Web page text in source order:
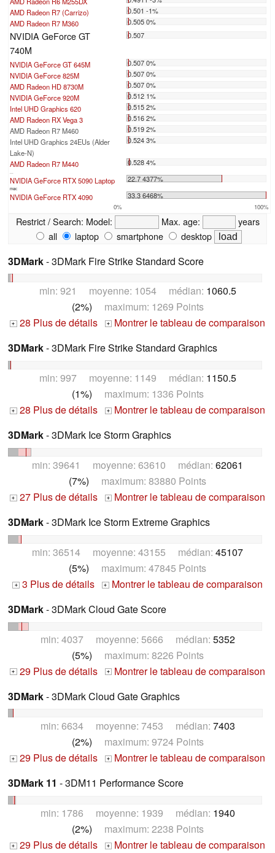
AMD Radeon R7 (Carrizo)
0.501 -1%
AMD Radeon R7 M360
0.505 0%
NVIDIA GeForce GT
740M
0.507
NVIDIA GeForce GT 645M
0.507 0%
NVIDIA GeForce 825M
0.507 0%
AMD Radeon HD 8730M
0.507 0%
NVIDIA GeForce 920M
0.512 1%
Intel UHD Graphics 620
0.515 2%
AMD Radeon RX Vega 3
0.516 2%
AMD Radeon R7 M460
0.519 2%
Intel UHD Graphics 24EUs (Alder
Lake-N)
0.524 3%
AMD Radeon R7 M440 0.528 4%
NVIDIA GeForce RTX 5090 Laptop 22.7 4377%
max:
NVIDIA GeForce RTX 4090 33.3 6468%
0% 100%
Restrict / Search: Model: Max. age:
years
all
laptop smartphone desktop
3DMark- 3DMark Fire Strike Standard Score
min: 921 moyenne: 1054 médian: 1060.5
(2%) maximum: 1269 Points
+ 28 Plus de détails +
Montrer le tableau de comparaison
3DMark- 3DMark Fire Strike Standard Graphics
min: 997 moyenne: 1149 médian: 1150.5
(1%) maximum: 1336 Points
+ 28 Plus de détails +
Montrer le tableau de comparaison
3DMark- 3DMark Ice Storm Graphics
min: 39641 moyenne: 63610 médian: 62061
(7%) maximum: 83880 Points
+ 27 Plus de détails +
Montrer le tableau de comparaison
3DMark- 3DMark Ice Storm Extreme Graphics
min: 36514 moyenne: 43155 médian: 45107
(5%) maximum: 47845 Points
+ 3 Plus de détails + Montrer le tableau de comparaison
3DMark- 3DMark Cloud Gate Score
min: 4037 moyenne: 5666 médian: 5352
(5%) maximum: 8226 Points
+ 29 Plus de détails +
Montrer le tableau de comparaison
3DMark- 3DMark Cloud Gate Graphics
min: 6634 moyenne: 7453 médian: 7403
(2%) maximum: 9724 Points
+ 29 Plus de détails +
Montrer le tableau de comparaison
3DMark 11 - 3DM11 Performance Score
min: 1786 moyenne: 1939 médian: 1940
(2%) maximum: 2238 Points
+ 29 Plus de détails +
Montrer le tableau de comparaison